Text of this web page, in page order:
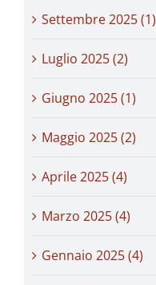
Settembre 2025 (1)
Luglio 2025 (2)
Giugno 2025 (1)
Maggio 2025 (2)
Aprile 2025 (4)
Marzo 2025 (4)
Gennaio 2025 (4)